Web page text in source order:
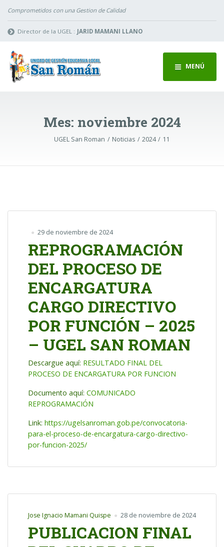
Comprometidos con una Gestion de Calidad
Director de la UGEL : JARID MAMANI LLANO
MENÚ
Mes: noviembre 2024
UGEL San Roman Noticias 2024 11
29 de noviembre de 2024
REPROGRAMACIÓN
DEL PROCESO DE
ENCARGATURA
CARGO DIRECTIVO
POR FUNCIÓN – 2025
– UGEL SAN ROMAN
Descargue aquí: RESULTADO FINAL DEL
PROCESO DE ENCARGATURA POR FUNCION
Documento aquí: COMUNICADO
REPROGRAMACIÓN
Link: https://ugelsanroman.gob.pe/convocatoria-
para-el-proceso-de-encargatura-cargo-directivo-
por-funcion-2025/
Jose Ignacio Mamani Quispe 28 de noviembre de 2024
PUBLICACION FINAL